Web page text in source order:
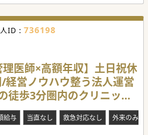
重視した勤務が可能です。
が整備されており、スムーズな
が整っています。
フの連携が緊密です。定期的に
あいあいとした雰囲気です。
域のニーズに応えるため、内科
ーな外来対応をお願いしていま
者様の診察を行い、概ね1～3診
す。
ため、診療に集中できます。
ID : 736198
理医師×高額年収】土日祝休
営ノウハウ整う法人運営
徒歩3分圏内のクリニック
給与 当直なし 救急対応なし 外来のみ